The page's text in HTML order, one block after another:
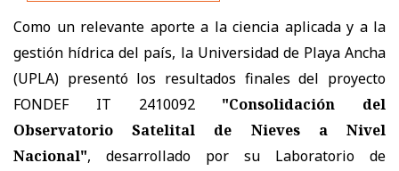
Como un relevante aporte a la ciencia aplicada y a la
gestión hídrica del país, la Universidad de Playa Ancha
(UPLA) presentó los resultados finales del proyecto
FONDEF IT 2410092
"Consolidación del
Observatorio Satelital de Nieves a Nivel
Nacional", desarrollado por su Laboratorio de